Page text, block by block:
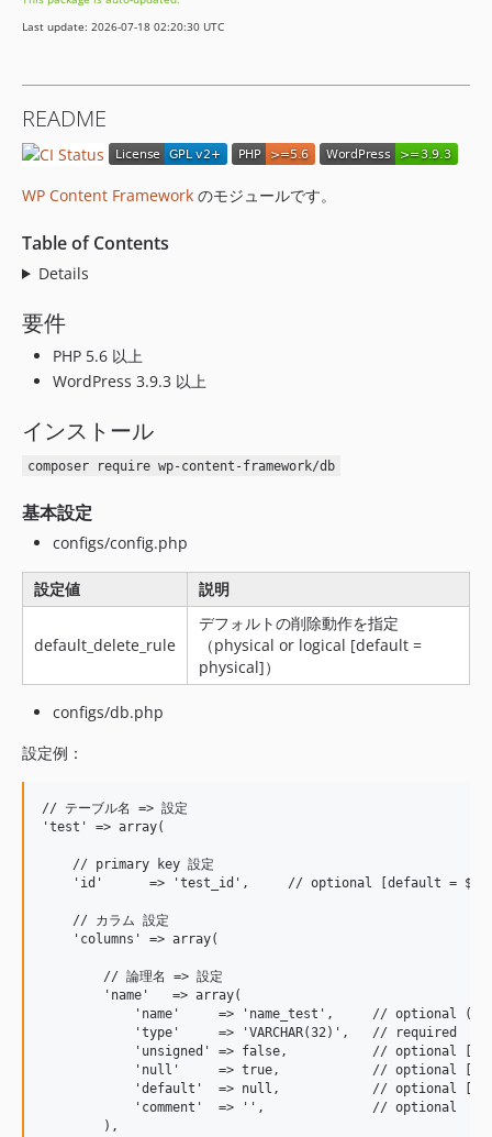
v1.0.14
v1.0.13
v1.0.10
v1.0.9
v1.0.6
v1.0.5
v1.0.3
v1.0.2
v1.0.1
v0.0.24
v0.0.23
v0.0.21
v0.0.20
v0.0.19
v0.0.18
v0.0.17
v0.0.14
v0.0.13
v0.0.11
dev-release/next-v1.0.27
Last update: 2026-07-18 02:20:30 UTC
README
WP Content Framework のモジュールです。
Table of Contents
Details
要件
PHP 5.6 以上
WordPress 3.9.3 以上
インストール
composer require wp-content-framework/db
基本設定
configs/config.php
設定値 説明
default_delete_rule
デフォルトの削除動作を指定
（physical or logical [default =
physical]）
configs/db.php
設定例：
// テーブル名 => 設定
'test' => array(
    // primary key 設定
'id'      => 'test_id',     // optional [default =
    // カラム 設定
    'columns' => array(
        // 論理名 => 設定
        'name'   => array(
'name'     => 'name_test',     // optional (物
            'type'     => 'VARCHAR(32)',   // required
'unsigned' => false,           // optional
'null'     => true,            // optional
'default'  => null,            // optional
            'comment'  => '',              // optional
        ),